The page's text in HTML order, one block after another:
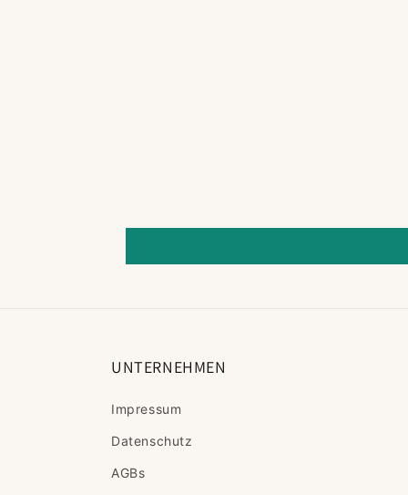
UNTERNEHMEN
Impressum
Datenschutz
AGBs